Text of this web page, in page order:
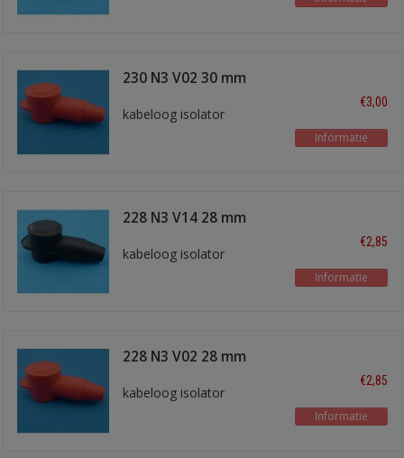
230 N3 V02 30 mm
kabeloog isolator
€3,00
Informatie
228 N3 V14 28 mm
kabeloog isolator
€2,85
Informatie
228 N3 V02 28 mm
kabeloog isolator
€2,85
Informatie